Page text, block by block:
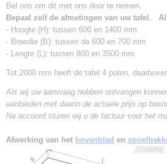
Bel ons om dit met ons door te nemen.
Bepaal zelf de afmetingen van uw tafel.
- Hoogte (H): tussen 600 en 1400 mm
- Breedte (B): tussen de 600 en 700 mm
- Lengte (L): tussen 800 en 3500 mm
Tot 2000 mm heeft de tafel 4 poten,
Als wij uw aanvraag hebben ontvangen
aanbieden met daarin de actuele prijs op
Na accoord sturen wij u de factuur voor het
Afwerking van het bovenblad en